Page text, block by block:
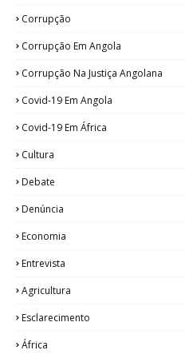
Corrupção
Corrupção Em Angola
Corrupção Na Justiça Angolana
Covid-19 Em Angola
Covid-19 Em África
Cultura
Debate
Denúncia
Economia
Entrevista
Agricultura
Esclarecimento
África